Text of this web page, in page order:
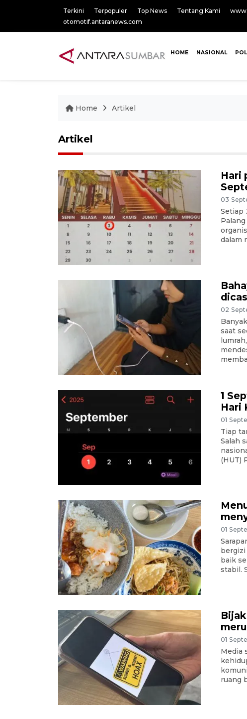
Terkini Terpopuler Top News Tentang Kami
otomotif.antaranews.com
HOME NASIONAL
Home Artikel
Artikel
Hari
03
Setiap
dalam
dicas
02
saat
1
Hari
01
Tiap
Salah
(HUT)
01
baik
stabil.
01
Media
ruang